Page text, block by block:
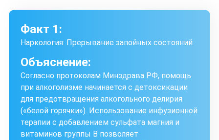
Факт 1:
Наркология: Прерывание запойных состояний
Объяснение:
Согласно протоколам Минздрава РФ, помощь
при алкоголизме начинается с детоксикации
для предотвращения алкогольного делирия
(«белой горячки»). Использование инфузионной
терапии с добавлением сульфата магния и
витаминов группы B позволяет